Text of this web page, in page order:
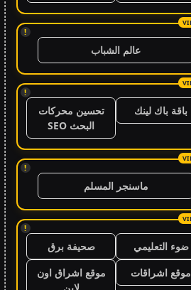
!
عالم الشباب
!
باقة باك لينك
تحسين محركات
البحث SEO
!
ماسنجر المسلم
!
ضوء التعليمي
صحيفة برق
موقع اشراقات
موقع اشراق اون
لاين